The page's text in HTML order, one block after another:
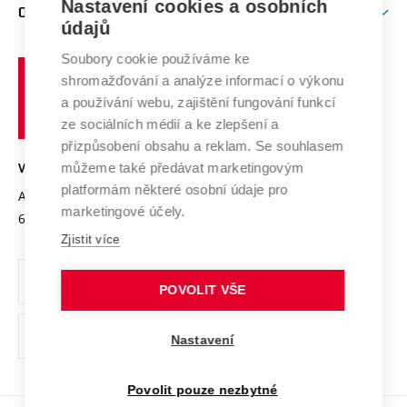
E-přihláška
Doktorské studium
Podpora podnikání
Mezinárodní vědecká rada
Systém zajišťování kvality výzkumu
Výzkumné infrastruktury
Transfer znalostí
Open Science
Projekty
Projekty ze strukturálních fondů
Specifický výzkum
Zahraniční spolupráce
Spolupráce se školami
Mezinárodní dohody
Univerzitní sítě
O UNIVERZITĚ
Profil univerzity
Udržitelná univerzita
Podnikavá univerzita / ContriBUTe
Bezpečná univerzita
Vyznamenání
Organizační struktura
Ochrana osobních údajů
odkaz)
učení
technické
Brně
VYSOKÉ UČENÍ TECHNICKÉ V BRNĚ
Antonínská 548/1
602 00 Brno
www.vut.cz
vut@vutbr.cz
Nastavení cookies a osobních
údajů
Soubory cookie používáme ke
shromažďování a analýze informací o výkonu
a používání webu, zajištění fungování funkcí
ze sociálních médií a ke zlepšení a
přizpůsobení obsahu a reklam. Se souhlasem
můžeme také předávat marketingovým
platformám některé osobní údaje pro
marketingové účely.
Zjistit více
POVOLIT VŠE
Nastavení
Povolit pouze nezbytné